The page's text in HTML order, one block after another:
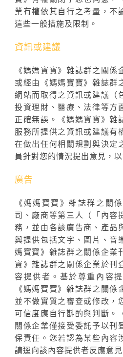
業有權依其自行之考量，不
這些一般措施及限制。
資訊或建議
《媽媽寶寶》雜誌群之關係
或經由《媽媽寶寶》雜誌群
網站而取得之資訊或建議（
投資理財、醫療、法律等方
正確無誤。《媽媽寶寶》雜
服務所提供之資訊或建議有
在做出任何相關規劃與決定
員針對您的情況提出意見，
廣告
《媽媽寶寶》雜誌群之關
司、廠商等第三人（「內容
務，並由各該廣告商、產品
與提供包括文字、圖片、音
媽寶寶》雜誌群之關係企業
寶》雜誌群之關係企業於刊
容提供者。基於尊重內容
《媽媽寶寶》雜誌群之關係
並不做實質之審查或修改，
可信度應自行斟酌與判斷。
關係企業僅接受委託予以刊
保責任。您若認為某些內容
請逕向該內容提供者反應意見